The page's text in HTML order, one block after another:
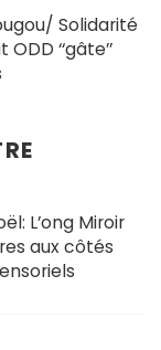
Solidarité
‘‘gâte’’
L’ong Miroir
aux côtés